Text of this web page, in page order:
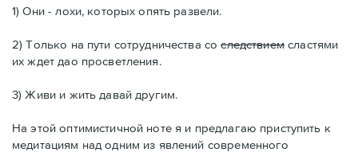
1) Они - лохи, которых опять развели.
2) Только на пути сотрудничества соследствиемсластями
их ждет дао просветления.
3) Живи и жить давай другим.
На этой оптимистичной ноте я и предлагаю приступить к
медитациям над одним из явлений современного